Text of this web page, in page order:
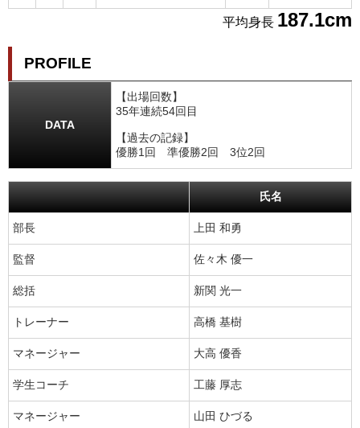
平均身長 187.1cm
PROFILE
DATA
【出場回数】
35年連続54回目
【過去の記録】
優勝1回 準優勝2回 3位2回
氏名
部長 上田 和勇
監督 佐々木 優一
総括 新関 光一
トレーナー 高橋 基樹
マネージャー 大高 優香
学生コーチ 工藤 厚志
マネージャー 山田 ひづる